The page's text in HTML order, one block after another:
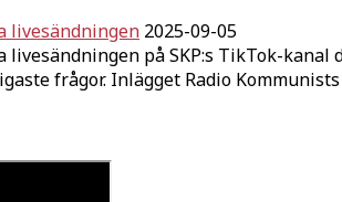
livesändningen 2025-09-05
livesändningen på SKP:s TikTok-
frågor. Inlägget Radio